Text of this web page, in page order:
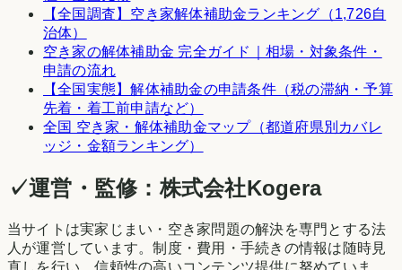
【全国調査】空き家解体補助金ランキング（1,726自
治体）
空き家の解体補助金 完全ガイド｜相場・対象条件・
申請の流れ
【全国実態】解体補助金の申請条件（税の滞納・予算
先着・着工前申請など）
全国 空き家・解体補助金マップ（都道府県別カバレ
ッジ・金額ランキング）
✓運営・監修：株式会社Kogera
当サイトは実家じまい・空き家問題の解決を専門とする法
人が運営しています。制度・費用・手続きの情報は随時見
直しを行い、信頼性の高いコンテンツ提供に努めていま